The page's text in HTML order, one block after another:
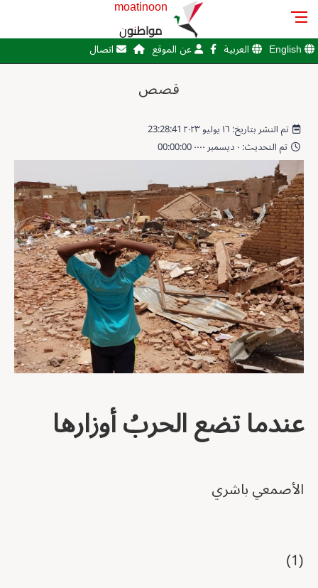
moatinoon
مواطنون
English العربية عن الموقع اتصال
قصص
تم النشر بتاريخ: ١٦ يوليو ٢٠٢٣ 23:28:41
تم التحديث: ٠ ديسمبر ٠٠٠٠ 00:00:00
عندما تضع الحربُ أوزارها
الأصمعي باشري
(1)